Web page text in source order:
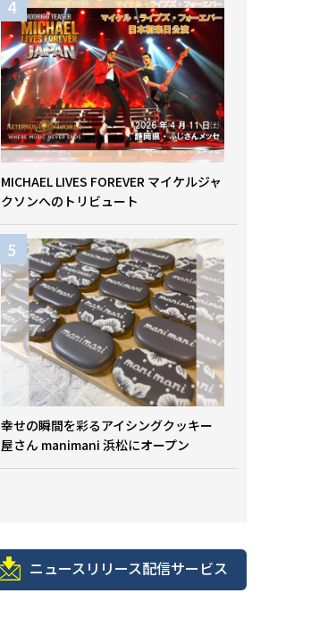
MICHAEL LIVES FOREVER マイケルジャ
クソンへのトリビュート
幸せの瞬間を彩るアイシングクッキー
屋さん manimani 浜松にオープン
ニュースリリース配信サービス